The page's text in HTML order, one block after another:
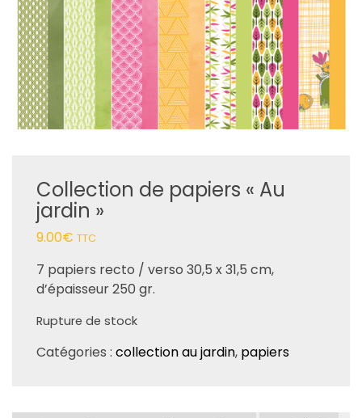
Collection de papiers « Au
jardin »
9.00€ TTC
7 papiers recto / verso 30,5 x 31,5 cm,
d’épaisseur 250 gr.
Rupture de stock
Catégories : collection au jardin, papiers